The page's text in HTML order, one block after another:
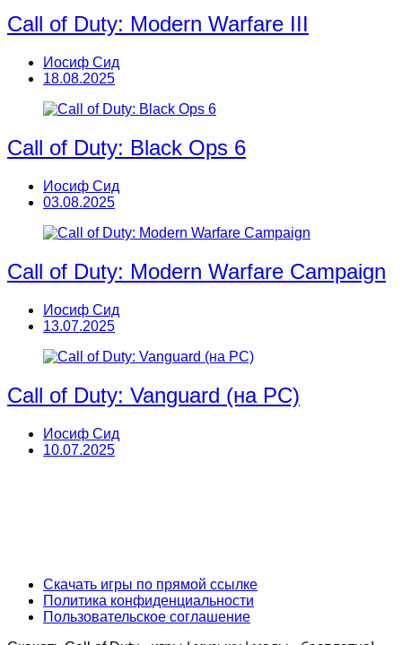
Call of Duty: Modern Warfare III
Иосиф Сид
18.08.2025
Call of Duty: Black Ops 6
Иосиф Сид
03.08.2025
Call of Duty: Modern Warfare Campaign
Иосиф Сид
13.07.2025
Call of Duty: Vanguard (на PC)
Иосиф Сид
10.07.2025
Скачать игры по прямой ссылке
Политика конфиденциальности
Пользовательское соглашение